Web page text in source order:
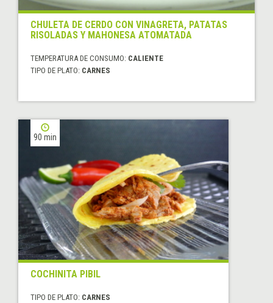
CHULETA DE CERDO CON VINAGRETA, PATATAS
RISOLADAS Y MAHONESA ATOMATADA
TEMPERATURA DE CONSUMO: CALIENTE
TIPO DE PLATO: CARNES
90 min
COCHINITA PIBIL
TIPO DE PLATO: CARNES